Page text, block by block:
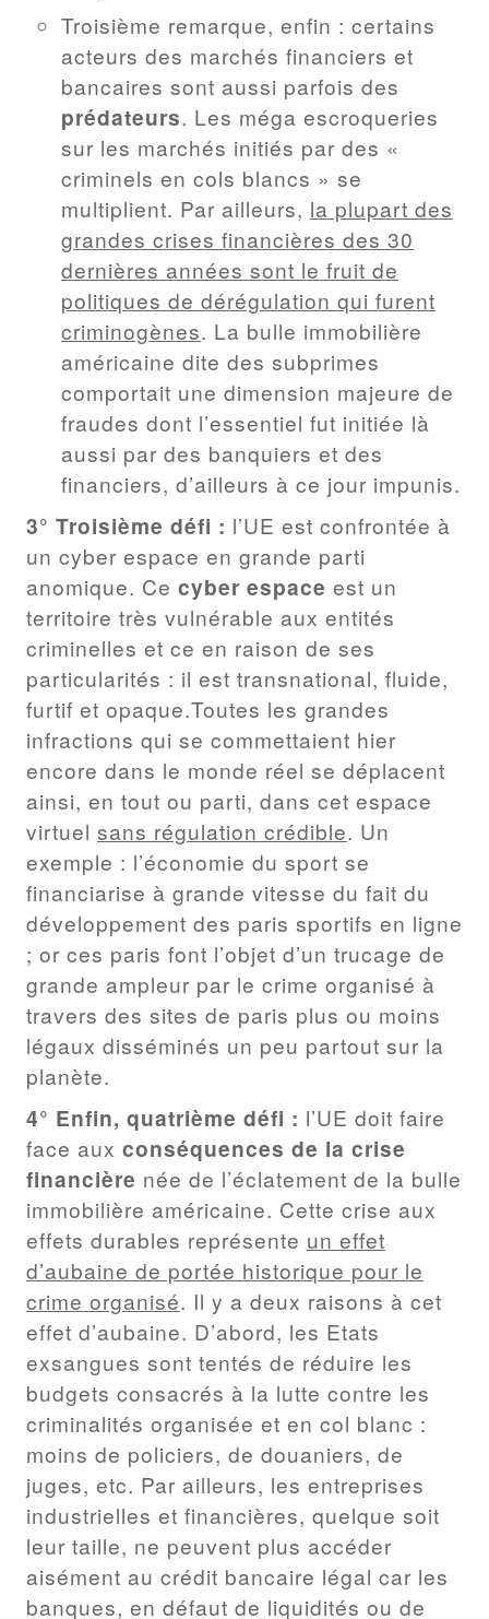
Troisième remarque, enfin : certains
acteurs des marchés financiers et
bancaires sont aussi parfois des
prédateurs. Les méga escroqueries
sur les marchés initiés par des «
criminels en cols blancs » se
multiplient. Par ailleurs, la plupart des
grandes crises financières des 30
dernières années sont le fruit de
politiques de dérégulation qui furent
criminogènes. La bulle immobilière
américaine dite des subprimes
comportait une dimension majeure de
fraudes dont l’essentiel fut initiée là
aussi par des banquiers et des
financiers, d’ailleurs à ce jour impunis.
3° Troisième défi : l’UE est confrontée à
un cyber espace en grande parti
anomique. Ce cyber espace est un
territoire très vulnérable aux entités
criminelles et ce en raison de ses
particularités : il est transnational, fluide,
furtif et opaque.Toutes les grandes
infractions qui se commettaient hier
encore dans le monde réel se déplacent
ainsi, en tout ou parti, dans cet espace
virtuel sans régulation crédible. Un
exemple : l’économie du sport se
financiarise à grande vitesse du fait du
développement des paris sportifs en ligne
; or ces paris font l’objet d’un trucage de
grande ampleur par le crime organisé à
travers des sites de paris plus ou moins
légaux disséminés un peu partout sur la
planète.
4° Enfin, quatrième défi : l’UE doit faire
face aux conséquences de la crise
financière née de l’éclatement de la bulle
immobilière américaine. Cette crise aux
effets durables représente un effet
d’aubaine de portée historique pour le
crime organisé. Il y a deux raisons à cet
effet d’aubaine. D’abord, les Etats
exsangues sont tentés de réduire les
budgets consacrés à la lutte contre les
criminalités organisée et en col blanc :
moins de policiers, de douaniers, de
juges, etc. Par ailleurs, les entreprises
industrielles et financières, quelque soit
leur taille, ne peuvent plus accéder
aisément au crédit bancaire légal car les
banques, en défaut de liquidités ou de